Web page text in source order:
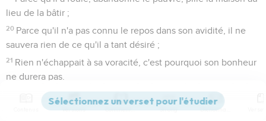
lieu de la bâtir ;
20 Parce qu'il n'a pas connu le repos dans son avidité, il ne
sauvera rien de ce qu'il a tant désiré ;
21 Rien n'échappait à sa voracité, c'est pourquoi son bonheur
ne durera pas.
Au comble de l'abondance, il sera dans la gêne ; les mains
de tous les malheureux se jetteront sur lui.
Versions Commentaires Strong